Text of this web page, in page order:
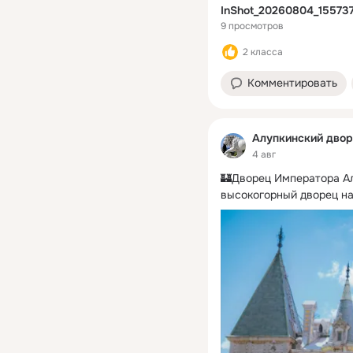
9 просмотров
2 класса
Комментировать
Алупкинский
4 авг
🏰Дворец Императора
высокогорный дворец